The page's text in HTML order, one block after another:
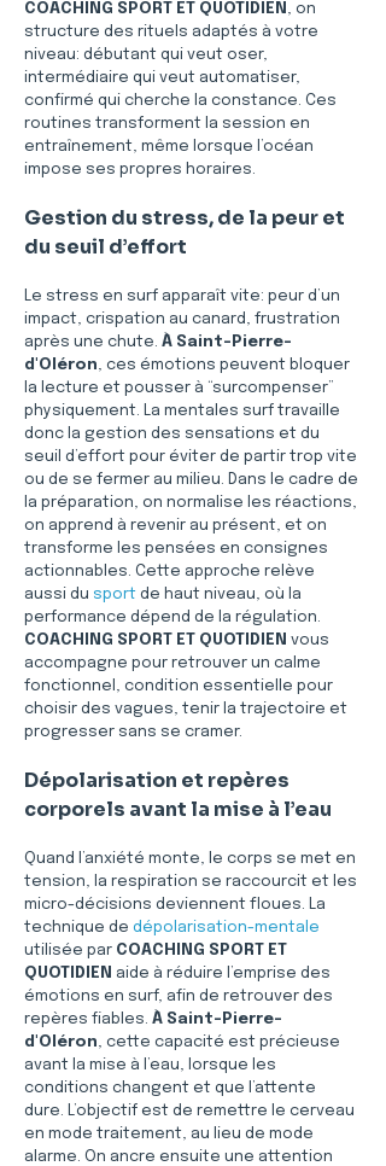
COACHING SPORT ET QUOTIDIEN , on
structure des rituels adaptés à votre
niveau: débutant qui veut oser,
intermédiaire qui veut automatiser,
confirmé qui cherche la constance. Ces
routines transforment la session en
entraînement, même lorsque l’océan
impose ses propres horaires.
Gestion du stress, de la peur et
du seuil d’effort
Le stress en surf apparaît vite: peur d’un
impact, crispation au canard, frustration
après une chute. À Saint-Pierre-
d'Oléron, ces émotions peuvent bloquer
la lecture et pousser à “surcompenser”
physiquement. La mentales surf travaille
donc la gestion des sensations et du
seuil d’effort pour éviter de partir trop vite
ou de se fermer au milieu. Dans le cadre de
la préparation, on normalise les réactions,
on apprend à revenir au présent, et on
transforme les pensées en consignes
actionnables. Cette approche relève
aussi du sport de haut niveau, où la
performance dépend de la régulation.
COACHING SPORT ET QUOTIDIEN vous
accompagne pour retrouver un calme
fonctionnel, condition essentielle pour
choisir des vagues, tenir la trajectoire et
progresser sans se cramer.
Dépolarisation et repères
corporels avant la mise à l’eau
Quand l’anxiété monte, le corps se met en
tension, la respiration se raccourcit et les
micro-décisions deviennent floues. La
technique de dépolarisation-mentale
utilisée par COACHING SPORT ET
QUOTIDIEN aide à réduire l’emprise des
émotions en surf, afin de retrouver des
repères fiables. À Saint-Pierre-
d'Oléron, cette capacité est précieuse
avant la mise à l’eau, lorsque les
conditions changent et que l’attente
dure. L’objectif est de remettre le cerveau
en mode traitement, au lieu de mode
alarme. On ancre ensuite une attention